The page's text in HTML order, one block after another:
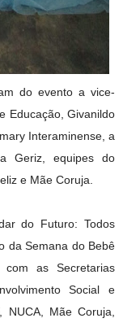
do evento a vice-
Educação, Givanildo
Interaminense, a
Geriz, equipes do
e Mãe Coruja.
do Futuro: Todos
da Semana do Bebê
as Secretarias
Social e
NUCA, Mãe Coruja,